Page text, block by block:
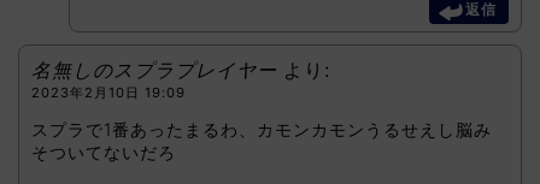
返信
名無しのスプラプレイヤー より:
2023年2月10日 19:09
スプラで1番あったまるわ、カモンカモンうるせえし脳み
そついてないだろ